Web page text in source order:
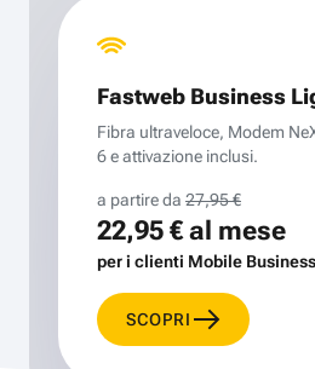
Fastweb Business
Fibra ultraveloce, Modem
6 e attivazione inclusi.
a partire da 27,95 €
22,95 €al mese
per i clienti Mobile Business
SCOPRI